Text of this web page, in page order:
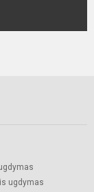
ugdymas